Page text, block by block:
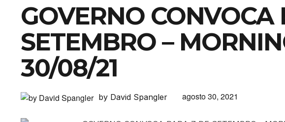
GOVERNO CONVOCA
SETEMBRO –
30/08/21
by David Spangler agosto 30, 2021